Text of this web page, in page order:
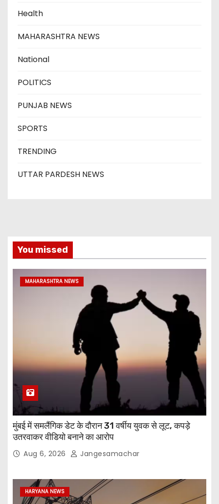
Health
MAHARASHTRA NEWS
National
POLITICS
PUNJAB NEWS
SPORTS
TRENDING
UTTAR PARDESH NEWS
You missed
MAHARASHTRA NEWS
मुंबई में समलैंगिक डेट के दौरान 31 वर्षीय युवक से लूट, कपड़े
उतरवाकर वीडियो बनाने का आरोप
Aug 6, 2026 Jangesamachar
HARYANA NEWS